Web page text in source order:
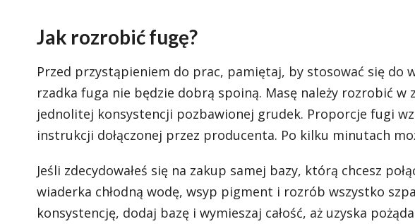
Jak rozrobić fugę?
Przed przystąpieniem do prac, pamiętaj, by stosować się do
rzadka fuga nie będzie dobrą spoiną. Masę należy rozrobić
jednolitej konsystencji pozbawionej grudek. Proporcje fugi
instrukcji dołączonej przez producenta. Po kilku minutach
Jeśli zdecydowałeś się na zakup samej bazy, którą chcesz
wiaderka chłodną wodę, wsyp pigment i rozrób wszystko
konsystencję, dodaj bazę i wymieszaj całość, aż uzyska